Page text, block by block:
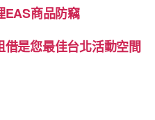
EAS商品防竊
是您最佳台北活動空間